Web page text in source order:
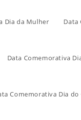
Dia da Mulher Data
Data Comemorativa
Comemorativa Dia do